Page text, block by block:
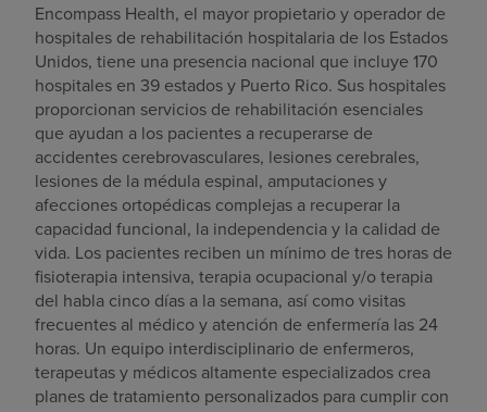
Encompass Health, el mayor propietario y operador de
hospitales de rehabilitación hospitalaria de los Estados
Unidos, tiene una presencia nacional que incluye 170
hospitales en 39 estados y Puerto Rico. Sus hospitales
proporcionan servicios de rehabilitación esenciales
que ayudan a los pacientes a recuperarse de
accidentes cerebrovasculares, lesiones cerebrales,
lesiones de la médula espinal, amputaciones y
afecciones ortopédicas complejas a recuperar la
capacidad funcional, la independencia y la calidad de
vida. Los pacientes reciben un mínimo de tres horas de
fisioterapia intensiva, terapia ocupacional y/o terapia
del habla cinco días a la semana, así como visitas
frecuentes al médico y atención de enfermería las 24
horas. Un equipo interdisciplinario de enfermeros,
terapeutas y médicos altamente especializados crea
planes de tratamiento personalizados para cumplir con